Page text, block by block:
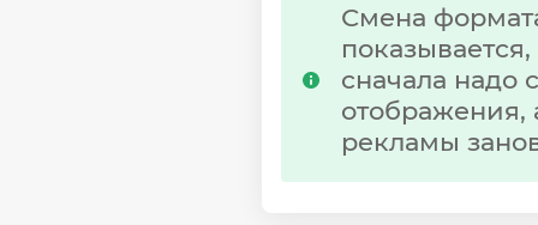
Смена
сначала надо
отображения,
рекламы